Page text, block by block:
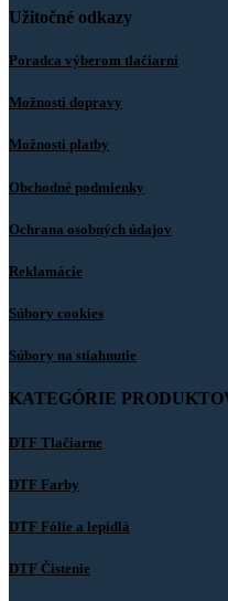
Užitočné odkazy
Poradca výberom tlačiarní
Možnosti dopravy
Možnosti platby
Obchodné podmienky
Ochrana osobných údajov
Reklamácie
Súbory cookies
Súbory na stiahnutie
KATEGÓRIE
DTF Tlačiarne
DTF Farby
DTF Fólie a lepidlá
DTF Čistenie